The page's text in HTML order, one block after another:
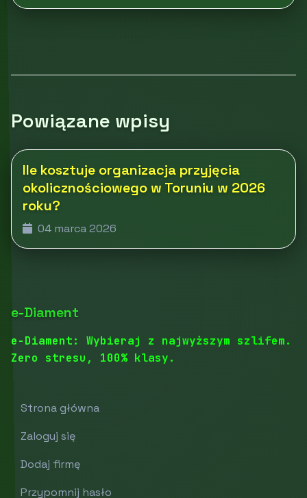
Powiązane wpisy
Ile kosztuje organizacja przyjęcia
okolicznościowego w Toruniu w 2026
roku?
04 marca 2026
e-Diament
e-Diament: Wybieraj z najwyższym szlifem.
Zero stresu, 100% klasy.
Strona główna
Zaloguj się
Dodaj firmę
Przypomnij hasło